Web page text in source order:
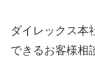
ダイレックス本
できるお客様相